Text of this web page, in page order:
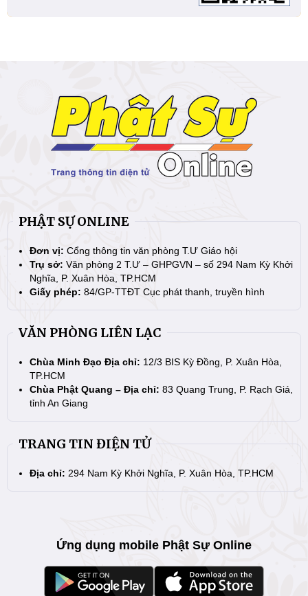
PHẬT SỰ ONLINE
Đơn vị: Cổng thông tin văn phòng T.Ư Giáo hội
Trụ sở: Văn phòng 2 T.Ư – GHPGVN – số 294 Nam Kỳ Khởi
Nghĩa, P. Xuân Hòa, TP.HCM
Giấy phép: 84/GP-TTĐT Cục phát thanh, truyền hình
VĂN PHÒNG LIÊN LẠC
Chùa Minh Đạo Địa chỉ: 12/3 BIS Kỳ Đồng, P. Xuân Hòa,
TP.HCM
Chùa Phật Quang – Địa chỉ: 83 Quang Trung, P. Rạch Giá,
tỉnh An Giang
TRANG TIN ĐIỆN TỬ
Địa chỉ: 294 Nam Kỳ Khởi Nghĩa, P. Xuân Hòa, TP.HCM
Ứng dụng mobile Phật Sự Online